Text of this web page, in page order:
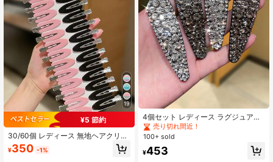
19
¥5 節約
30/60個 レディース 無地ヘアクリッ
プ、ミニマリストな多用途スタイ
ル、ブラックヘアクリップ、ピンク
¥350 -1%
4個セット レディース ラグジュアリ
ー ラインストーン ヘアクリップ、オ
ーバルBBクリップ、前髪クリップ、
ガントスタイル、カジュアル、お出
売り切れ間近！
100+ sold
¥453